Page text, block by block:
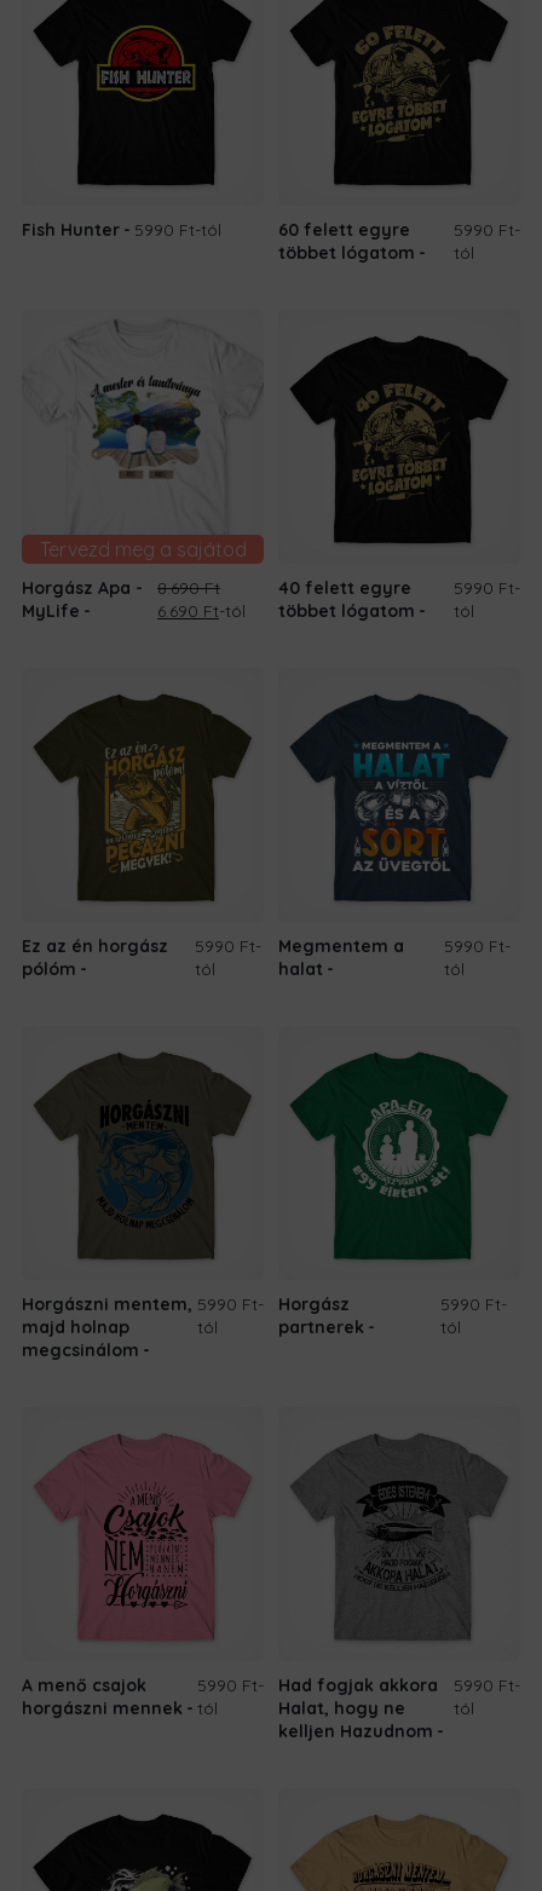
Fish Hunter 5990 Ft-tól
60 felett egyre
többet lógatom
5990 Ft-
tól
Tervezd meg a sajátod
Horgász Apa -
MyLife
8.690Ft
Original
6.690 FtCurrent
-tól
40 felett egyre
többet lógatom
5990 Ft-
tól
Ez az én horgász
pólóm
5990 Ft-
tól
Megmentem a
halat
5990 Ft-
tól
Horgászni mentem,
majd holnap
megcsinálom
5990 Ft-
tól
Horgász
partnerek
5990 Ft-
tól
A menő csajok
horgászni mennek
5990 Ft-
tól
Had fogjak akkora
Halat, hogy ne
kelljen Hazudnom
5990 Ft-
tól